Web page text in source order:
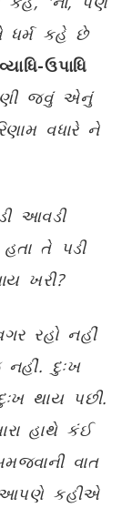
ધર્મ કહે છે
ઉપાધિ
જવું એનું
વધારે ને
આવડી
તે પડી
ખરી?
રહો નહીં
દુઃખ
થાય પછી.
હાથે કંઈ
વાત
કહીએ